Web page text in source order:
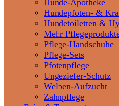
Hunde-Apotheke
Hundepfoten- &
Hundetoiletten &
Mehr
Pflege-Handschuhe
Pflege-Sets
Pfotenpflege
Ungeziefer-Schutz
Welpen-Aufzucht
Zahnpflege